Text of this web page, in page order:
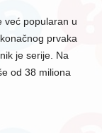
već popularan u
prvaka
je serije. Na
od 38 miliona